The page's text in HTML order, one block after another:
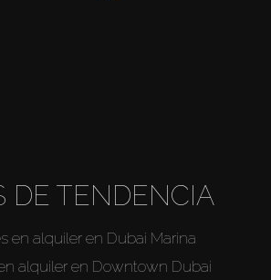
DE TENDENCIA
en alquiler en Dubai Marina
alquiler en Downtown Dubai